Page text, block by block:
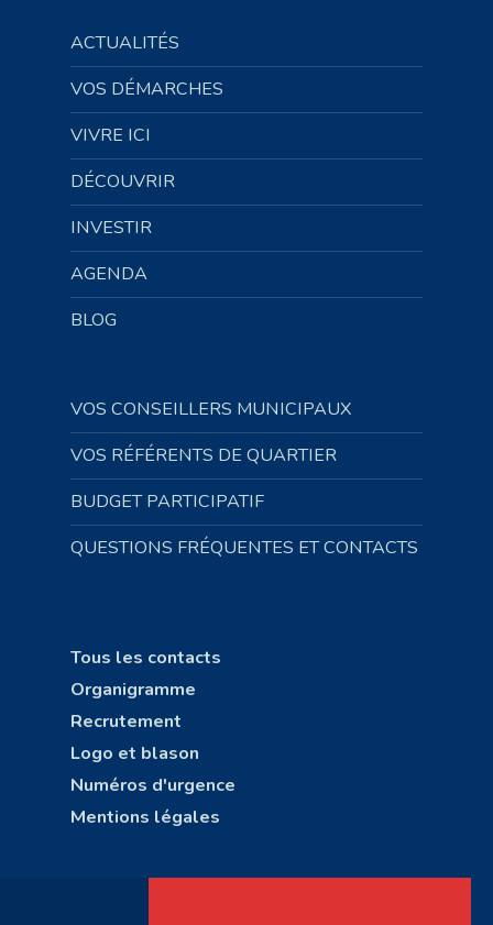
ACTUALITÉS
VOS DÉMARCHES
VIVRE ICI
DÉCOUVRIR
INVESTIR
AGENDA
BLOG
VOS CONSEILLERS MUNICIPAUX
VOS RÉFÉRENTS DE QUARTIER
BUDGET PARTICIPATIF
QUESTIONS FRÉQUENTES ET CONTACTS
Tous les contacts
Organigramme
Recrutement
Logo et blason
Numéros d'urgence
Mentions légales